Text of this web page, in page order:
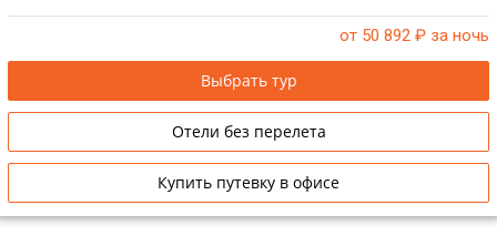
от 50 892 ₽ за ночь
Выбрать тур
Отели без перелета
Купить путевку в офисе